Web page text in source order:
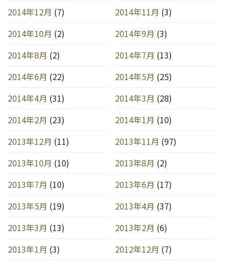
2014年12月 (7) 2014年11月 (3)
2014年10月 (2) 2014年9月 (3)
2014年8月 (2) 2014年7月 (13)
2014年6月 (22) 2014年5月 (25)
2014年4月 (31) 2014年3月 (28)
2014年2月 (23) 2014年1月 (10)
2013年12月 (11) 2013年11月 (97)
2013年10月 (10) 2013年8月 (2)
2013年7月 (10) 2013年6月 (17)
2013年5月 (19) 2013年4月 (37)
2013年3月 (13) 2013年2月 (6)
2013年1月 (3) 2012年12月 (7)